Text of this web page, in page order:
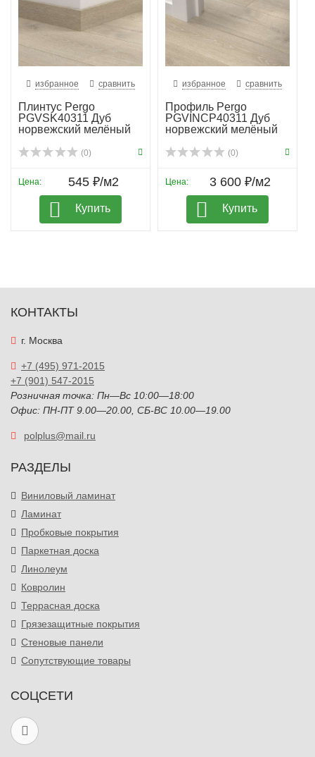
избранное сравнить
Плинтус Pergo
PGVSK40311 Дуб
норвежский мелёный
(0)
Цена: 545 ₽/м2
Купить
избранное сравнить
Профиль Pergo
PGVINCP40311 Дуб
норвежский мелёный
(0)
Цена: 3 600 ₽/м2
Купить
КОНТАКТЫ
г. Москва
+7 (495) 971-2015
+7 (901) 547-2015
Розничная точка: Пн—Вс 10:00—18:00
Офис: ПН-ПТ 9.00—20.00, СБ-ВС 10.00—19.00
polplus@mail.ru
РАЗДЕЛЫ
Виниловый ламинат
Ламинат
Пробковые покрытия
Паркетная доска
Линолеум
Ковролин
Террасная доска
Грязезащитные покрытия
Стеновые панели
Сопутствующие товары
СОЦСЕТИ